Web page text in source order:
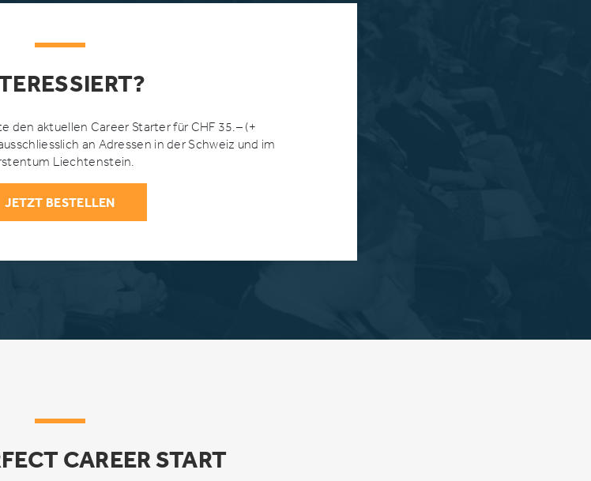
den aktuellen Career Starter für CHF 35.– (+
an Adressen in der Schweiz und im
Liechtenstein.
JETZT BESTELLEN
CAREER START